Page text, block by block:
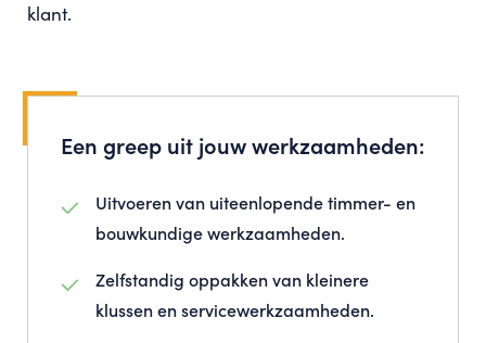
klant.
Een greep uit jouw werkzaamheden:
Uitvoeren van uiteenlopende timmer- en
bouwkundige werkzaamheden.
Zelfstandig oppakken van kleinere
klussen en servicewerkzaamheden.